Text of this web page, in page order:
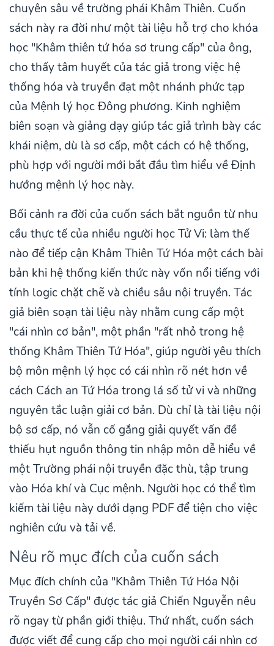
chuyên sâu về trường phái Khâm Thiên. Cuốn
sách này ra đời như một tài liệu hỗ trợ cho khóa
học "Khâm thiên tứ hóa sơ trung cấp" của ông,
cho thấy tâm huyết của tác giả trong việc hệ
thống hóa và truyền đạt một nhánh phức tạp
của Mệnh lý học Đông phương. Kinh nghiệm
biên soạn và giảng dạy giúp tác giả trình bày các
khái niệm, dù là sơ cấp, một cách có hệ thống,
phù hợp với người mới bắt đầu tìm hiểu về Định
hướng mệnh lý học này.
Bối cảnh ra đời của cuốn sách bắt nguồn từ nhu
cầu thực tế của nhiều người học Tử Vi: làm thế
nào để tiếp cận Khâm Thiên Tứ Hóa một cách bài
bản khi hệ thống kiến thức này vốn nổi tiếng với
tính logic chặt chẽ và chiều sâu nội truyền. Tác
giả biên soạn tài liệu này nhằm cung cấp một
"cái nhìn cơ bản", một phần "rất nhỏ trong hệ
thống Khâm Thiên Tứ Hóa", giúp người yêu thích
bộ môn mệnh lý học có cái nhìn rõ nét hơn về
cách Cách an Tứ Hóa trong lá số tử vi và những
nguyên tắc luận giải cơ bản. Dù chỉ là tài liệu nội
bộ sơ cấp, nó vẫn cố gắng giải quyết vấn đề
thiếu hụt nguồn thông tin nhập môn dễ hiểu về
một Trường phái nội truyền đặc thù, tập trung
vào Hóa khí và Cục mệnh. Người học có thể tìm
kiếm tài liệu này dưới dạng PDF để tiện cho việc
nghiên cứu và tải về.
Nêu rõ mục đích của cuốn sách
Mục đích chính của "Khâm Thiên Tứ Hóa Nội
Truyền Sơ Cấp" được tác giả Chiến Nguyễn nêu
rõ ngay từ phần giới thiệu. Thứ nhất, cuốn sách
được viết để cung cấp cho mọi người cái nhìn cơ